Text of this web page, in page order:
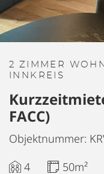
2 ZIMMER
INNKREIS
FACC)
Objektnummer:
4
50m²